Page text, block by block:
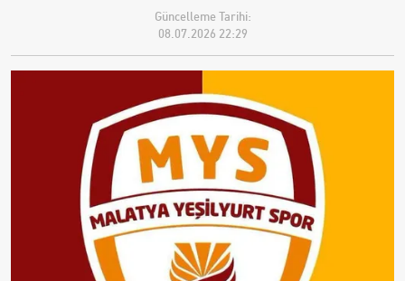
Güncelleme Tarihi:
08.07.2026 22:29